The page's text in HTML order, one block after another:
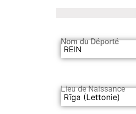
Nom du Déporté
REIN
Lieu de Naissance
Rīga (Lettonie)